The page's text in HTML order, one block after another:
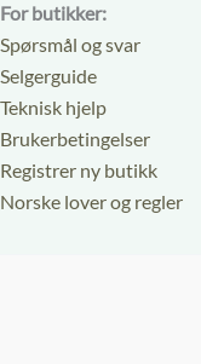
For butikker:
Spørsmål og svar
Selgerguide
Teknisk hjelp
Brukerbetingelser
Registrer ny butikk
Norske lover og regler